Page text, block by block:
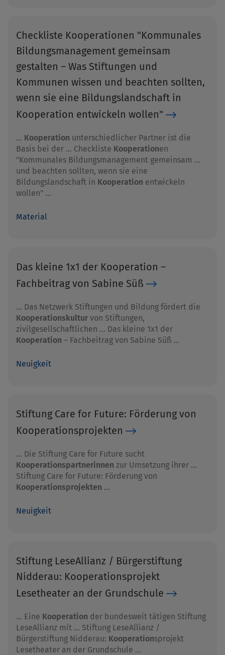
Checkliste Kooperationen "Kommunales
Bildungsmanagement gemeinsam
gestalten – Was Stiftungen und
Kommunen wissen und beachten sollten,
wenn sie eine Bildungslandschaft in
Kooperation entwickeln wollen"
… Kooperation unterschiedlicher Partner ist die
Basis bei der … Checkliste Kooperationen
"Kommunales Bildungsmanagement gemeinsam …
und beachten sollten, wenn sie eine
Bildungslandschaft in Kooperation entwickeln
wollen" …
Material
Das kleine 1x1 der Kooperation –
Fachbeitrag von Sabine Süß
… Das Netzwerk Stiftungen und Bildung fördert die
Kooperationskultur von Stiftungen,
zivilgesellschaftlichen … Das kleine 1x1 der
Kooperation – Fachbeitrag von Sabine Süß …
Neuigkeit
Stiftung Care for Future: Förderung von
Kooperationsprojekten
… Die Stiftung Care for Future sucht
Kooperationspartnerinnen zur Umsetzung ihrer …
Stiftung Care for Future: Förderung von
Kooperationsprojekten …
Neuigkeit
Stiftung LeseAllianz / Bürgerstiftung
Nidderau: Kooperationsprojekt
Lesetheater an der Grundschule
… Eine Kooperation der bundesweit tätigen Stiftung
LeseAllianz mit … Stiftung LeseAllianz /
Bürgerstiftung Nidderau: Kooperationsprojekt
Lesetheater an der Grundschule …